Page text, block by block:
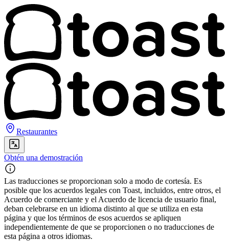
Restaurantes
Obtén una demostración
Las traducciones se proporcionan solo a modo de cortesía. Es
posible que los acuerdos legales con Toast, incluidos, entre otros, el
Acuerdo de comerciante y el Acuerdo de licencia de usuario final,
deban celebrarse en un idioma distinto al que se utiliza en esta
página y que los términos de esos acuerdos se apliquen
independientemente de que se proporcionen o no traducciones de
esta página a otros idiomas.